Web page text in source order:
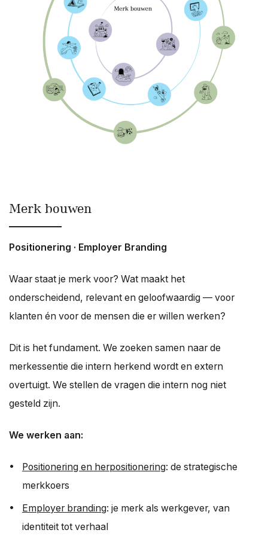
Merk bouwen
Positionering · Employer Branding
Waar staat je merk voor? Wat maakt het
onderscheidend, relevant en geloofwaardig — voor
klanten én voor de mensen die er willen werken?
Dit is het fundament. We zoeken samen naar de
merkessentie die intern herkend wordt en extern
overtuigt. We stellen de vragen die intern nog niet
gesteld zijn.
We werken aan:
Positionering en herpositionering: de strategische
merkkoers
Employer branding: je merk als werkgever, van
identiteit tot verhaal